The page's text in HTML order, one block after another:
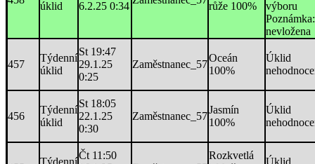
úklid
6.2.25 0:34
růže 100%
výboru
Poznámka:
nevložena
457
Týdenní
úklid
St 19:47
29.1.25
0:25
Zaměstnanec_57
Oceán
100%
Úklid
456
Týdenní
úklid
St 18:05
22.1.25
0:30
Zaměstnanec_57
Jasmín
100%
Úklid
Týdenní
Čt 11:50
Rozkvetlá
Úklid